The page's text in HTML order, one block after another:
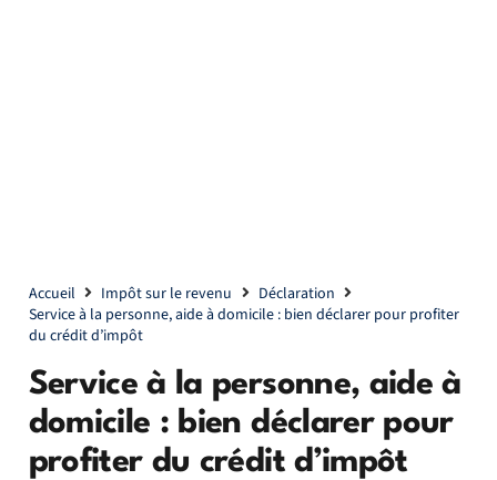
Accueil Impôt sur le revenu
Déclaration
Service à la personne, aide à domicile : bien déclarer pour profiter
du crédit d’impôt
Service à la personne, aide à
domicile : bien déclarer pour
profiter du crédit d’impôt